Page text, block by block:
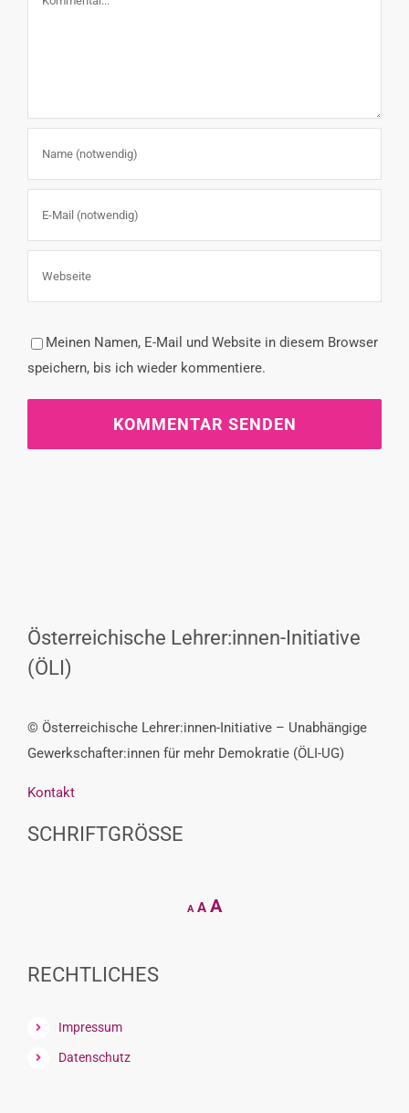
Meinen Namen, E-Mail und Website in diesem Browser
speichern, bis ich wieder kommentiere.
Österreichische Lehrer:innen-Initiative
(ÖLI)
© Österreichische Lehrer:innen-Initiative – Unabhängige
Gewerkschafter:innen für mehr Demokratie (ÖLI-UG)
Kontakt
SCHRIFTGRÖSSE
A
Decrease
font
A Reset
AIncrease
RECHTLICHES
Impressum
Datenschutz